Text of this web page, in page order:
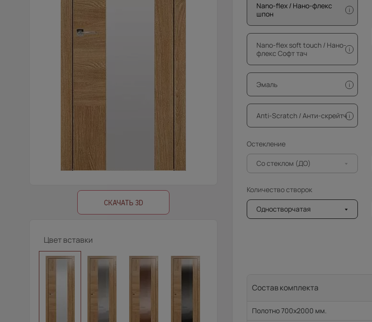
СКАЧАТЬ 3D
Цвет вставки
Nano-flex / Нано-флекс
шпон
i
Nano-flex soft touch / Нано-
флекс Софт тач
i
Эмаль i
Апti-Sсrаtсh / Анти-скрейтч i
Остекление
Со стеклом (ДО)
Количество створок
Одностворчатая
Состав комплекта
Полотно 700x2000 мм.